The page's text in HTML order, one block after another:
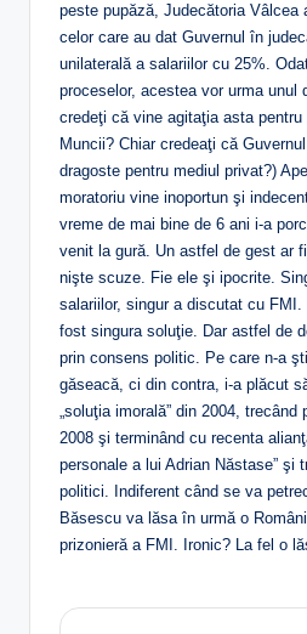
peste pupăză, Judecătoria Vâlcea
celor care au dat Guvernul în
unilaterală a salariilor cu 25%.
proceselor, acestea vor urma unul
credeţi că vine agitaţia asta pentru
Muncii? Chiar credeaţi că
dragoste pentru mediul privat?)
moratoriu vine inoportun şi
vreme de mai bine de 6 ani i-a
venit la gură. Un astfel de gest ar
nişte scuze. Fie ele şi ipocrite.
salariilor, singur a discutat cu
fost singura soluţie. Dar astfel de
prin consens politic. Pe care n-a
găseacă, ci din contra, i-a plăcut
„soluţia imorală” din 2004, trecând
2008 şi terminând cu recenta
personale a lui Adrian Năstase” şi
politici. Indiferent când se va
Băsescu va lăsa în urmă o
prizonieră a FMI. Ironic? La fel o